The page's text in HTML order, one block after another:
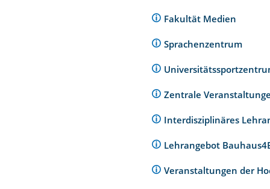
Fakultät Medien
Sprachenzentrum
Zentrale
Interdisziplinäres
Lehrangebot
Veranstaltungen der